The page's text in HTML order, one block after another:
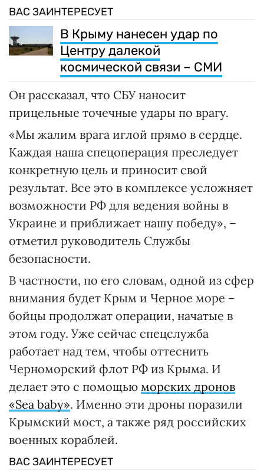
ВАС ЗАИНТЕРЕСУЕТ
В Крыму нанесен удар по
Центру далекой
космической связи – СМИ
Он рассказал, что СБУ наносит
прицельные точечные удары по врагу.
«Мы жалим врага иглой прямо в сердце.
Каждая наша спецоперация преследует
конкретную цель и приносит свой
результат. Все это в комплексе усложняет
возможности РФ для ведения войны в
Украине и приближает нашу победу», –
отметил руководитель Службы
безопасности.
В частности, по его словам, одной из сфер
внимания будет Крым и Черное море –
бойцы продолжат операции, начатые в
этом году. Уже сейчас спецслужба
работает над тем, чтобы оттеснить
Черноморский флот РФ из Крыма. И
делает это с помощью морских дронов
«Sea baby». Именно эти дроны поразили
Крымский мост, а также ряд российских
военных кораблей.
ВАС ЗАИНТЕРЕСУЕТ